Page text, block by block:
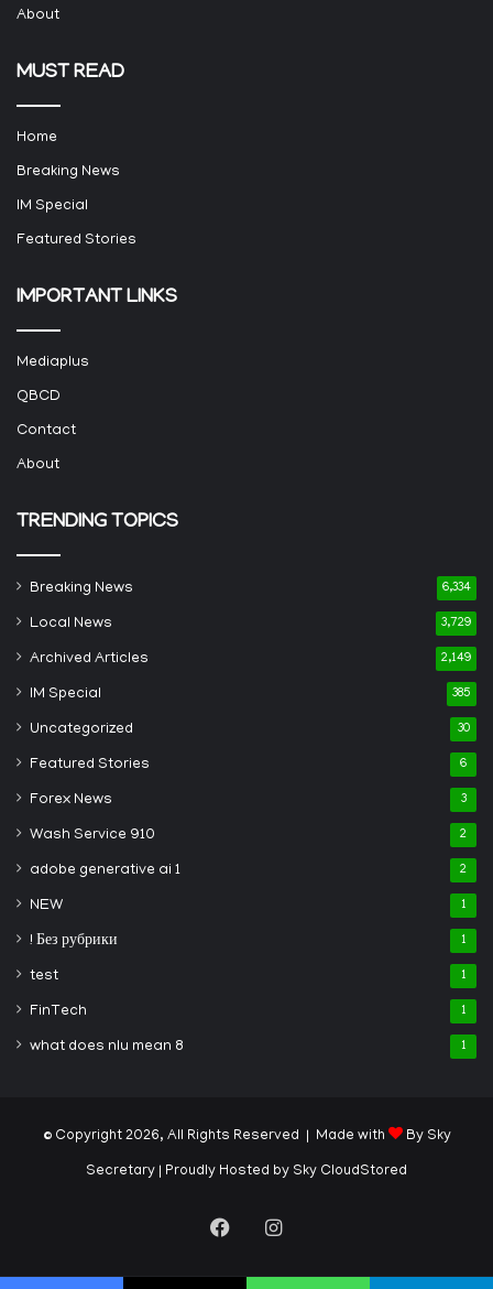
About
MUST READ
Home
Breaking News
IM Special
Featured Stories
IMPORTANT LINKS
Mediaplus
QBCD
Contact
About
TRENDING TOPICS
Breaking News 6,334
Local News 3,729
Archived Articles 2,149
IM Special 385
Uncategorized 30
Featured Stories 6
Forex News 3
Wash Service 910 2
adobe generative ai 1 2
NEW 1
! Без рубрики 1
test 1
FinTech 1
what does nlu mean 8 1
© Copyright 2026, All Rights Reserved | Made with By Sky
Secretary | Proudly Hosted by Sky CloudStored
FacebookInstagram